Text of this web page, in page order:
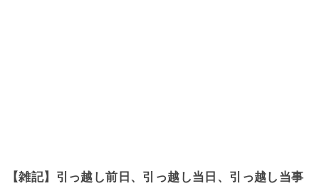
【雑記】引っ越し前日、引っ越し当日、引っ越し当事